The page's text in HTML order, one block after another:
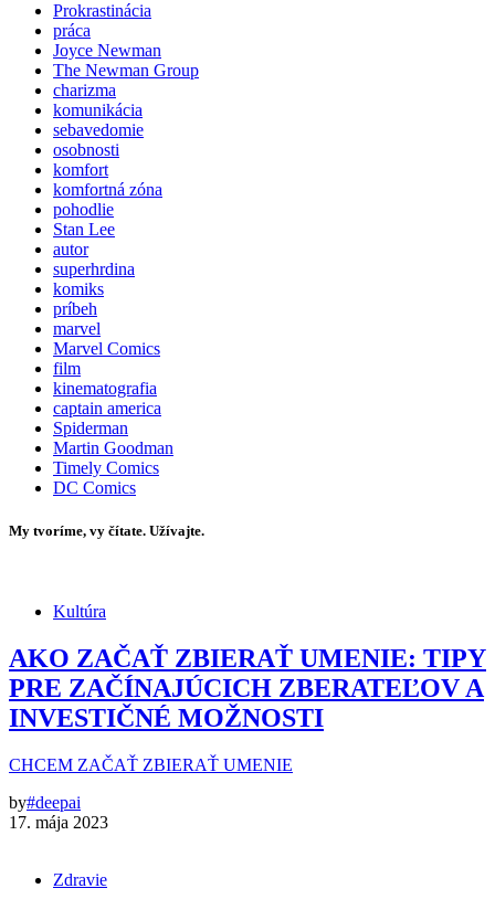
Prokrastinácia
práca
Joyce Newman
The Newman Group
charizma
komunikácia
sebavedomie
osobnosti
komfort
komfortná zóna
pohodlie
Stan Lee
autor
superhrdina
komiks
príbeh
marvel
Marvel Comics
film
kinematografia
captain america
Spiderman
Martin Goodman
Timely Comics
DC Comics
My tvoríme, vy čítate. Užívajte.
Kultúra
AKO ZAČAŤ ZBIERAŤ UMENIE: TIPY
PRE ZAČÍNAJÚCICH ZBERATEĽOV A
INVESTIČNÉ MOŽNOSTI
CHCEM ZAČAŤ ZBIERAŤ UMENIE
by#deepai
17. mája 2023
Zdravie